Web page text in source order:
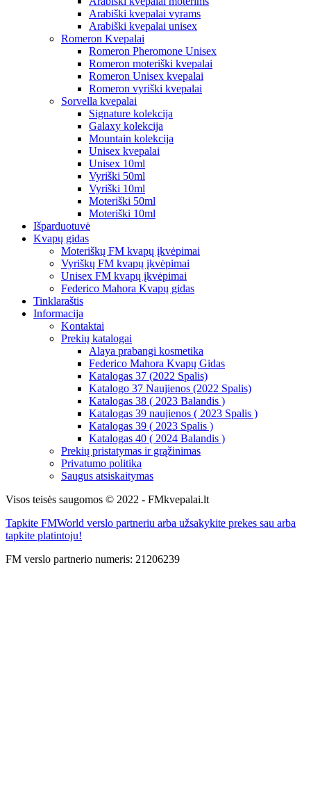
Arabiški kvepalai vyrams
Arabiški kvepalai unisex
Romeron Kvepalai
Romeron Pheromone Unisex
Romeron moteriški kvepalai
Romeron Unisex kvepalai
Romeron vyriški kvepalai
Sorvella kvepalai
Signature kolekcija
Galaxy kolekcija
Mountain kolekcija
Unisex kvepalai
Unisex 10ml
Vyriški 50ml
Vyriški 10ml
Moteriški 50ml
Moteriški 10ml
Išparduotuvė
Kvapų gidas
Moteriškų FM kvapų įkvėpimai
Vyriškų FM kvapų įkvėpimai
Unisex FM kvapų įkvėpimai
Federico Mahora Kvapų gidas
Tinklaraštis
Informacija
Kontaktai
Prekių katalogai
Alaya prabangi kosmetika
Federico Mahora Kvapų Gidas
Katalogas 37 (2022 Spalis)
Katalogo 37 Naujienos (2022 Spalis)
Katalogas 38 ( 2023 Balandis )
Katalogas 39 naujienos ( 2023 Spalis )
Katalogas 39 ( 2023 Spalis )
Katalogas 40 ( 2024 Balandis )
Prekių pristatymas ir grąžinimas
Privatumo politika
Saugus atsiskaitymas
Visos teisės saugomos © 2022 - FMkvepalai.lt
Tapkite FMWorld verslo partneriu arba užsakykite prekes sau arba
tapkite platintoju!
FM verslo partnerio numeris: 21206239